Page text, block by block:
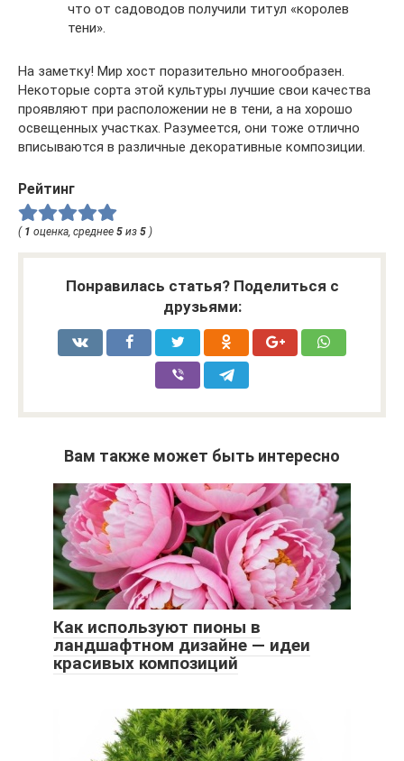
что от садоводов получили титул «королев
тени».
На заметку! Мир хост поразительно многообразен.
Некоторые сорта этой культуры лучшие свои качества
проявляют при расположении не в тени, а на хорошо
освещенных участках. Разумеется, они тоже отлично
вписываются в различные декоративные композиции.
Рейтинг
( 1 оценка, среднее 5 из 5 )
Понравилась статья? Поделиться с
друзьями:
Вам также может быть интересно
Как используют пионы в
ландшафтном дизайне — идеи
красивых композиций